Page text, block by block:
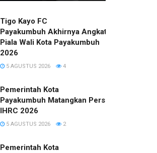
Tigo Kayo FC
Payakumbuh Akhirnya Angkat Trofi
Piala Wali Kota Payakumbuh
2026
5 AGUSTUS 2026 4
Pemerintah Kota
Payakumbuh Matangkan Persiapan
IHRC 2026
5 AGUSTUS 2026 2
Pemerintah Kota